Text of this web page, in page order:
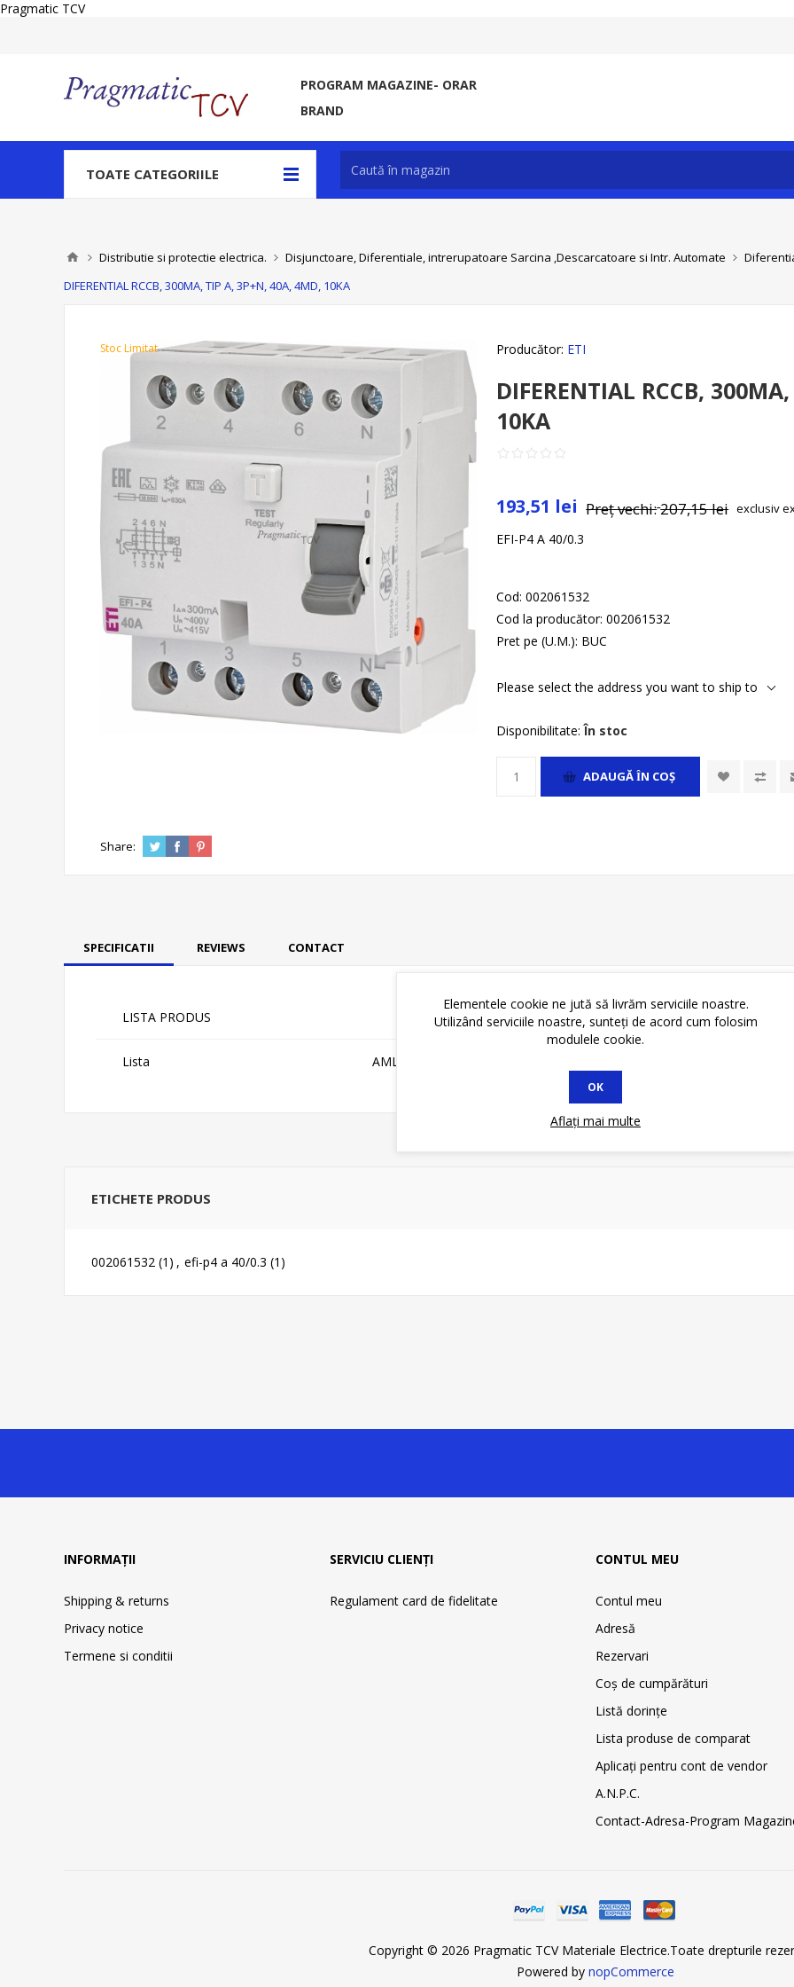
Pragmatic TCV
PROGRAM MAGAZINE- ORAR
BRAND
TOATE CATEGORIILE
Distributie si protectie electrica. Disjunctoare, Diferentiale, intrerupatoare Sarcina ,Descarcatoare si Intr. Automate
DIFERENTIAL RCCB, 300MA, TIP A, 3P+N, 40A, 4MD, 10KA
Stoc Limitat Producător: ETI
DIFERENTIAL RCCB,
10KA
193,51 lei Preț vechi:207,15 lei exclusiv
EFI-P4 A 40/0.3
Cod: 002061532
Cod la producător: 002061532
Pret pe (U.M.): BUC
Please select the address you want to ship to
Disponibilitate: În stoc
ADAUGĂ ȊN COŞ
Share:
SPECIFICATII REVIEWS CONTACT
LISTA PRODUS
Lista AML
ETICHETE PRODUS
002061532 (1) , efi-p4 a 40/0.3 (1)
INFORMAȚII
Shipping & returns
Privacy notice
Termene si conditii
SERVICIU CLIENȚI
Regulament card de fidelitate
CONTUL MEU
Contul meu
Adresă
Rezervari
Coş de cumpărături
Listă dorințe
Lista produse de comparat
Aplicați pentru cont de vendor
A.N.P.C.
Contact-Adresa-Program
Copyright © 2026 Pragmatic TCV Materiale Electrice.Toate drepturile
Powered by nopCommerce
Elementele cookie ne jută să livrăm serviciile noastre.
Utilizând serviciile noastre, sunteți de acord cum folosim
modulele cookie.
OK
Aflați mai multe